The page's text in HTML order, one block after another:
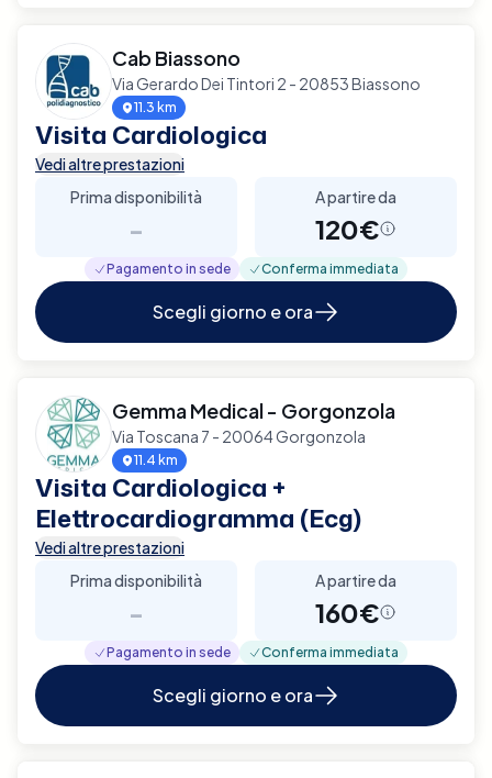
Cab Biassono
Via Gerardo Dei Tintori 2 - 20853 Biassono
11.3 km
Visita Cardiologica
Vedi altre prestazioni
Prima disponibilità
-
A partire da
120€
Pagamento in sede Conferma immediata
Scegli giorno e ora
Gemma Medical - Gorgonzola
Via Toscana 7 - 20064 Gorgonzola
11.4 km
Visita Cardiologica +
Elettrocardiogramma (Ecg)
Vedi altre prestazioni
Prima disponibilità
-
A partire da
160€
Pagamento in sede Conferma immediata
Scegli giorno e ora